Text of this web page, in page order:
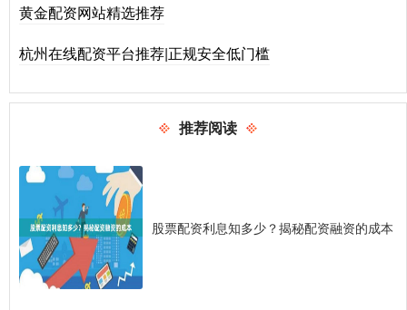
黄金配资网站精选推荐
杭州在线配资平台推荐|正规安全低门槛
推荐阅读
股票配资利息知多少？揭秘配资融资的成本